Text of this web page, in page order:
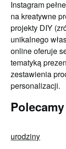
Instagram
na kreatywne
projekty DIY
unikalnego
online oferuje
tematyką
zestawienia
personalizacji.
urodziny